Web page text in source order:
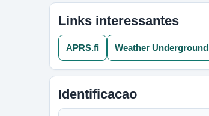
Links interessantes
APRS.fi Weather Underground
Identificacao